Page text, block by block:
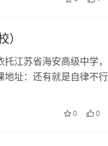
）
江苏省海安高级中学
址：还有就是自律不行
0 0